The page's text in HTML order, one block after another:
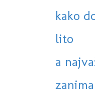
kako
lito
a